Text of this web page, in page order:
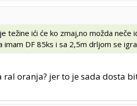
težine ići će ko zmaj,no možda neče
DF 85ks i sa 2,5m drljom se
oranja? jer to je sada dosta